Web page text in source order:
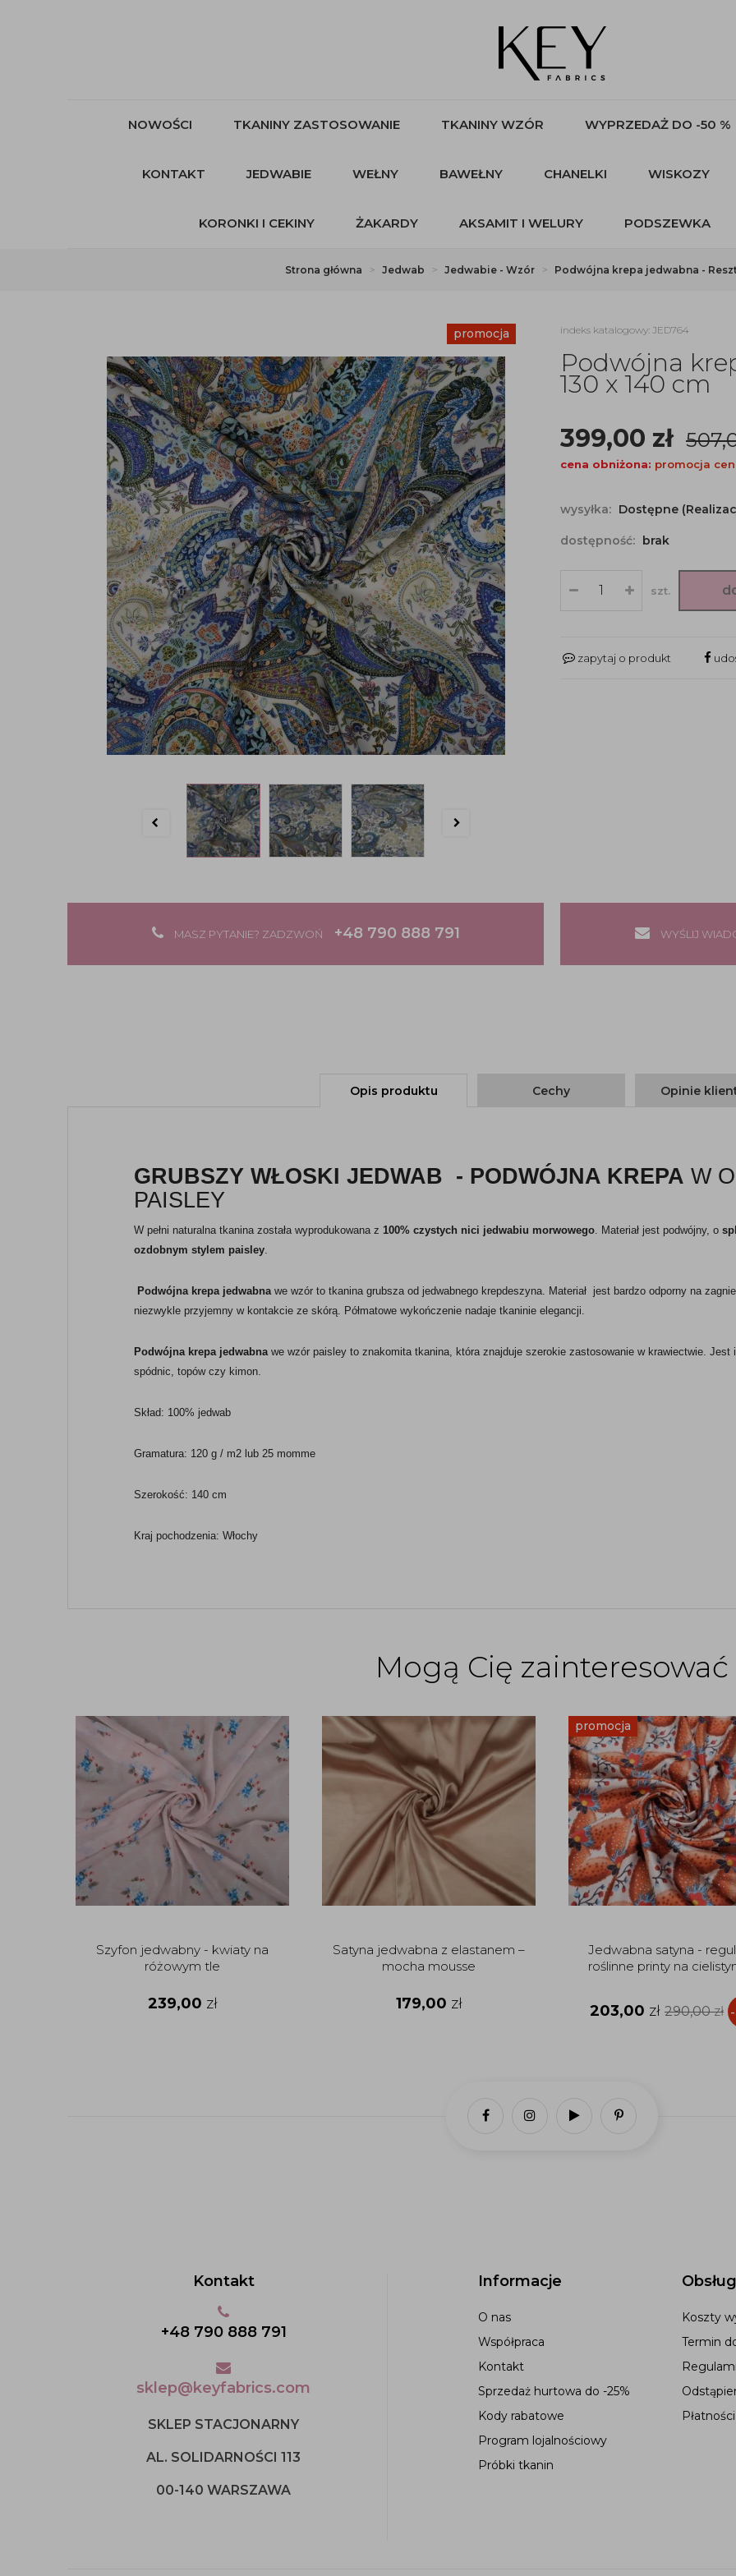
NOWOŚCI TKANINY ZASTOSOWANIE TKANINY WZÓR WYPRZEDAŻ DO -50 %
KONTAKT JEDWABIE WEŁNY BAWEŁNY CHANELKI WISKOZY
KORONKI I CEKINY ŻAKARDY AKSAMIT I WELURY PODSZEWKA
Strona główna Jedwab Jedwabie - Wzór Podwójna krepa jedwabna -
promocja indeks katalogowy: JED764
Podwójna
130 x 140 cm
399,00 zł
cena obniżona: promocja
wysyłka: Dostępne
dostępność: brak
szt.
zapytaj o produkt
MASZ PYTANIE? ZADZWOŃ +48 790 888 791 WYŚLIJ
Opis produktu Cechy Opinie
GRUBSZY WŁOSKI JEDWAB - PODWÓJNA KREPA W
PAISLEY
W pełni naturalna tkanina została wyprodukowana z 100% czystych nici jedwabiu morwowego. Materiał jest podwójny, o
ozdobnym stylem paisley.
Podwójna krepa jedwabnawe wzór to tkanina grubsza od jedwabnego krepdeszyna. Materiał jest bardzo odporny na
niezwykle przyjemny w kontakcie ze skórą. Półmatowe wykończenie nadaje tkaninie elegancji.
Podwójna krepa jedwabnawe wzór paisley to znakomita tkanina, która znajduje szerokie zastosowanie w krawiectwie.
spódnic, topów czy kimon.
Skład: 100% jedwab
Gramatura: 120 g / m2 lub 25 momme
Szerokość: 140 cm
Kraj pochodzenia: Włochy
Mogą Cię zainteresować
Szyfon jedwabny - kwiaty na
różowym tle
239,00 zł
Satyna jedwabna z elastanem –
mocha mousse
179,00 zł
promocja
Jedwabna satyna -
roślinne printy na
203,00 zł 290,00zł
Informacje
O nas
Współpraca
Kontakt
Sprzedaż hurtowa do -25%
Kody rabatowe
Program lojalnościowy
Próbki tkanin
Koszty
Termin
Płatności
Kontakt
+48 790 888 791
sklep@keyfabrics.com
SKLEP STACJONARNY
AL. SOLIDARNOŚCI 113
00-140 WARSZAWA